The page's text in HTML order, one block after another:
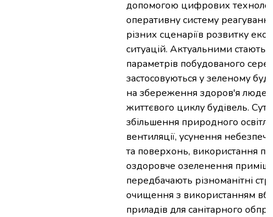
допомогою цифрових
оперативну систему
різних сценаріїв розвитку
ситуацій. Актуальними стають
параметрів побудованого
застосовуються у зеленому
на збереження здоров'я людей
життєвого циклу будівель.
збільшення природного
вентиляції, усунення
та поверхонь, використання
оздоровче озеленення
передбачають різноманітні
очищення з використанням
приладів для санітарного